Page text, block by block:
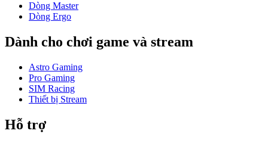
Dòng Master
Dòng Ergo
Dành cho chơi game và stream
Astro Gaming
Pro Gaming
SIM Racing
Thiết bị Stream
Hỗ trợ